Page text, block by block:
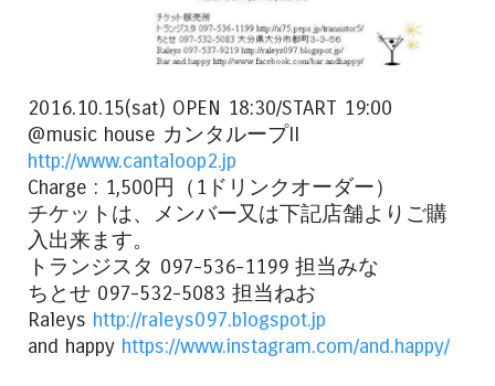
2016.10.15(sat) OPEN 18:30/START 19:00
@music house カンタループII
http://www.cantaloop2.jp
Charge : 1,500円（1ドリンクオーダー）
チケットは、メンバー又は下記店舗よりご購
入出来ます。
トランジスタ 097-536-1199 担当みな
ちとせ 097-532-5083 担当ねお
Raleys http://raleys097.blogspot.jp
and happy https://www.instagram.com/and.happy/